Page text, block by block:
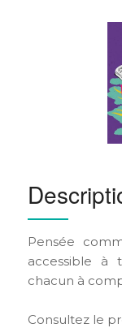
Pensée
accessible à
chacun à
Consultez le